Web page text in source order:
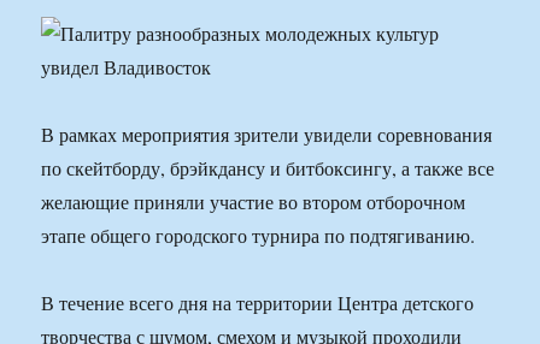
В рамках мероприятия зрители увидели соревнования
по скейтборду, брэйкдансу и битбоксингу, а также все
желающие приняли участие во втором отборочном
этапе общего городского турнира по подтягиванию.
В течение всего дня на территории Центра детского
творчества с шумом, смехом и музыкой проходили